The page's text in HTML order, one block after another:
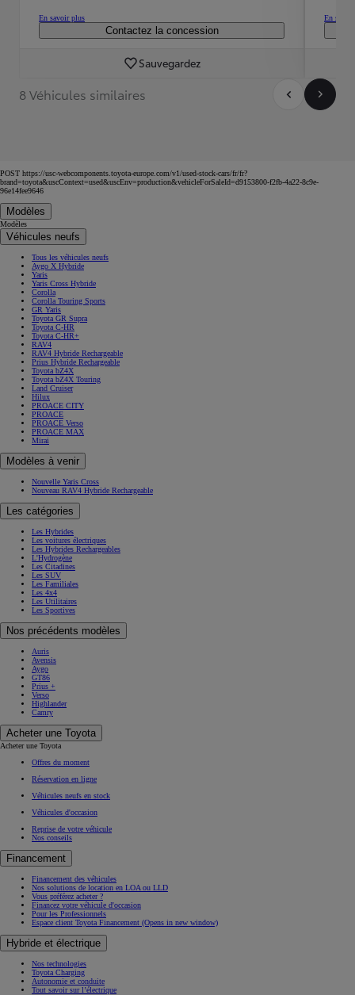
En savoir plus
Contactez la concession
Sauvegardez
En
8 Véhicules similaires
POST https://usc-webcomponents.toyota-europe.com/v1/used-stock-cars/fr/fr?
brand=toyota&uscContext=used&uscEnv=production&vehicleForSaleId=d9153800-f2fb-4a22-8c9e-
96e14fee9646
Modèles
Modèles
Véhicules neufs
Tous les véhicules neufs
Aygo X Hybride
Yaris
Yaris Cross Hybride
Corolla
Corolla Touring Sports
GR Yaris
Toyota GR Supra
Toyota C-HR
Toyota C-HR+
RAV4
RAV4 Hybride Rechargeable
Prius Hybride Rechargeable
Toyota bZ4X
Toyota bZ4X Touring
Land Cruiser
Hilux
PROACE CITY
PROACE
PROACE Verso
PROACE MAX
Mirai
Modèles à venir
Nouvelle Yaris Cross
Nouveau RAV4 Hybride Rechargeable
Les catégories
Les Hybrides
Les voitures électriques
Les Hybrides Rechargeables
L'Hydrogène
Les Citadines
Les SUV
Les Familiales
Les 4x4
Les Utilitaires
Les Sportives
Nos précédents modèles
Auris
Avensis
Aygo
GT86
Prius +
Verso
Highlander
Camry
Acheter une Toyota
Acheter une Toyota
Offres du moment
Réservation en ligne
Véhicules neufs en stock
Véhicules d'occasion
Reprise de votre véhicule
Nos conseils
Financement
Financement des véhicules
Nos solutions de location en LOA ou LLD
Vous préférez acheter ?
Financez votre véhicule d'occasion
Pour les Professionnels
Espace client Toyota Financement (Opens in new window)
Hybride et électrique
Nos technologies
Toyota Charging
Autonomie et conduite
Tout savoir sur l’électrique